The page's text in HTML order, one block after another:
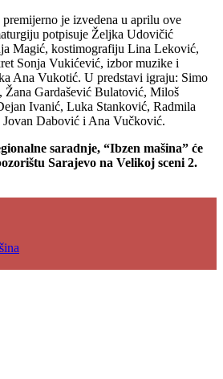
premijerno je izvedena u aprilu ove
potpisuje Željka Udovičić
Magić, kostimografiju Lina Leković,
Sonja Vukićević, izbor muzike i
Ana Vukotić. U predstavi igraju: Simo
Žana Gardašević Bulatović, Miloš
Ivanić, Luka Stanković, Radmila
Dabović i Ana Vučković.
saradnje, “Ibzen mašina” će
Sarajevo na Velikoj sceni 2.